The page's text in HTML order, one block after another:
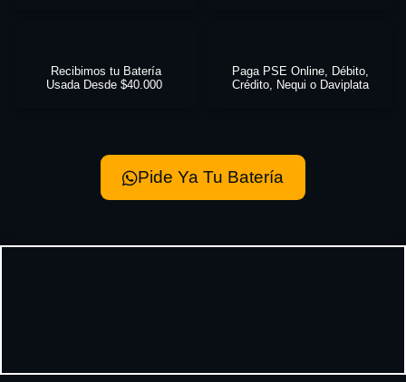
Recibimos tu Batería
Usada Desde $40.000
Paga PSE Online, Débito,
Crédito, Nequi o Daviplata
Pide Ya Tu Batería